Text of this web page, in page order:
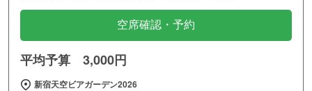
空席確認・予約
平均予算 3,000円
新宿天空ビアガーデン2026